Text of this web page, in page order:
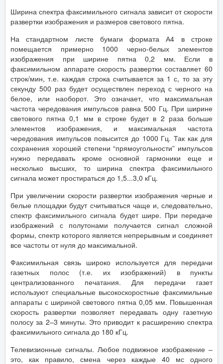
Ширина спектра факсимильного сигнала зависит от скорости
развертки изображения и размеров светового пятна.
На стандартном листе бумаги формата А4 в строке
помещается примерно 1000 черно-белых элементов
изображения при ширине пятна 0,2 мм. Если в
факсимильном аппарате скорость развертки составляет 60
строк/мин, т.е. каждая строка считывается за 1 с, то за эту
секунду 500 раз будет осуществлен переход с черного на
белое, или наоборот. Это означает, что максимальная
частота чередования импульсов равна 500 Гц. При ширине
светового пятна 0,1 мм в строке будет в 2 раза больше
элементов изображения, и максимальная частота
чередования импульсов повысится до 1000 Гц. Так как для
сохранения хорошей степени “прямоугольности” импульсов
нужно передавать кроме основной гармоники еще и
несколько высших, то ширина спектра факсимильного
сигнала может простираться до 1,5...3,0 кГц.
При увеличении скорости развертки изображения черные и
белые площадки будут считываться чаще и, следовательно,
спектр факсимильного сигнала будет шире. При передаче
изображений с полутонами получается сигнал сложной
формы, спектр которого является непрерывным и соединяет
все частоты от нуля до максимальной.
Факсимильная связь широко используется для передачи
газетных полос (т.е. их изображений) в пункты
централизованного печатания. Для передачи газет
используют специальные высокоскоростные факсимильные
аппараты с шириной светового пятна 0,05 мм. Повышенная
скорость развертки позволяет передавать одну газетную
полосу за 2–3 минуты. Это приводит к расширению спектра
факсимильного сигнала до 180 кГц.
Телевизионные сигналы. Любое подвижное изображение –
это, как правило, смена через каждые 40 мс одного